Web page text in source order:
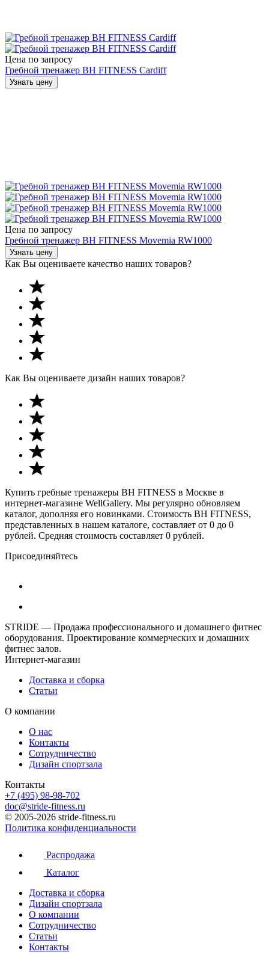
Цена по запросу
Гребной тренажер BH FITNESS Cardiff
Узнать цену
Цена по запросу
Гребной тренажер BH FITNESS Movemia RW1000
Узнать цену
Как Вы оцениваете качество наших товаров?
Как Вы оцениваете дизайн наших товаров?
Купить гребные тренажеры BH FITNESS в Москве в
интернет-магазине WellGallery. Мы регулярно обновляем
каталог, дополняя его новинками. Стоимость BH FITNESS,
представленных в нашем каталоге, составляет от 0 до 0
рублей. Средняя стоимость составляет 0 рублей.
Присоединяйтесь
STRIDE — Продажа профессионального и домашнего фитнес
оборудования. Проектирование коммерческих и домашних
фитнес залов.
Интернет-магазин
Доставка и сборка
Статьи
О компании
О нас
Контакты
Сотрудничество
Дизайн спортзала
Контакты
+7 (495) 98-98-702
doc@stride-fitness.ru
© 2005-2026 stride-fitness.ru
Политика конфиденциальности
Распродажа
Каталог
Доставка и сборка
Дизайн спортзала
О компании
Сотрудничество
Статьи
Контакты